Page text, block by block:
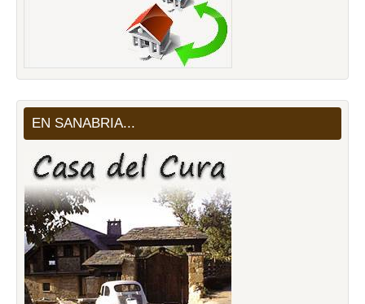
EN SANABRIA...